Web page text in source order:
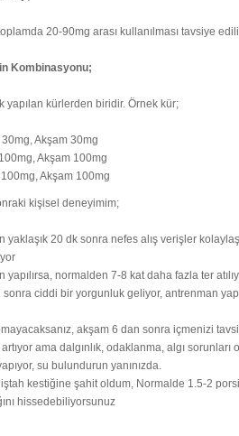
20-90mg arası kullanılması tavsiye
Kombinasyonu;
yapılan kürlerden biridir. Örnek kür;
Akşam 30mg
Akşam 100mg
Akşam 100mg
kişisel deneyimim;
yaklaşık 20 dk sonra nefes alış verişler
yapılırsa, normalden 7-8 kat daha fazla ter
ciddi bir yorgunluk geliyor, antrenman
akşam 6 dan sonra içmenizi
ama dalgınlık, odaklanma, algı sorunları
su bulundurun yanınızda.
kestiğine şahit oldum, Normalde 1.5-2
hissedebiliyorsunuz